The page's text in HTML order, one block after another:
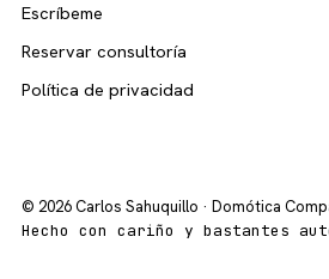
Escríbeme
Reservar consultoría
Política de privacidad
© 2026 Carlos Sahuquillo · Domótica
Hecho con cariño y bastantes